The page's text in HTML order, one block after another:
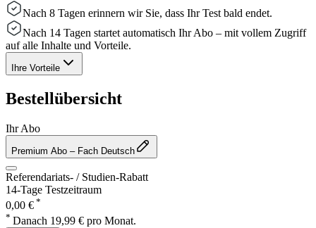
Nach 8 Tagen erinnern wir Sie, dass Ihr Test bald endet.
Nach 14 Tagen startet automatisch Ihr Abo – mit vollem Zugriff
auf alle Inhalte und Vorteile.
Ihre Vorteile
Bestellübersicht
Ihr Abo
Premium Abo – Fach Deutsch
Referendariats- / Studien-Rabatt
14-Tage Testzeitraum
0,00 € *
* Danach 19,99 € pro Monat.